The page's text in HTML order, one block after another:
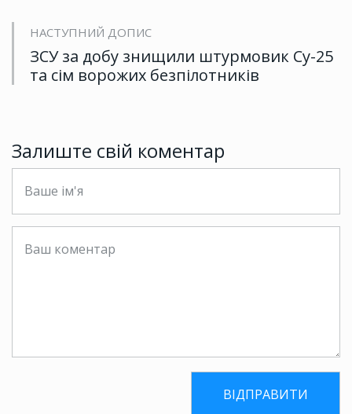
НАСТУПНИЙ ДОПИС
ЗСУ за добу знищили штурмовик Су-25
та сім ворожих безпілотників
Залиште свій коментар